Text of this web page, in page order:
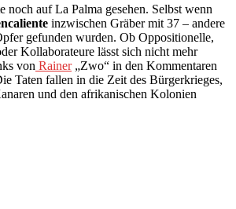
noch auf La Palma gesehen. Selbst wenn
inzwischen Gräber mit 37 – andere
gefunden wurden. Ob Oppositionelle,
Kollaborateure lässt sich nicht mehr
von Rainer„Zwo“ in den Kommentaren
Taten fallen in die Zeit des Bürgerkrieges,
und den afrikanischen Kolonien